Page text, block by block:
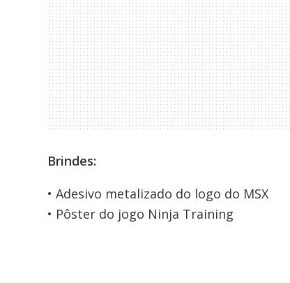
Brindes:
• Adesivo metalizado do logo do MSX
• Pôster do jogo Ninja Training